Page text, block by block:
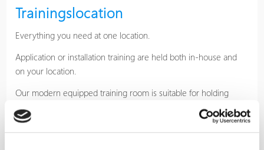
Trainingslocation
Everything you need at one location.
Application or installation training are held both in-house and
on your location.
Our modern equipped training room is suitable for holding
presentations or training and is well equipped with an
interactive digital whiteboard, projector and, of course, can be
used for a delicious lunch. Our training room has a capacity of